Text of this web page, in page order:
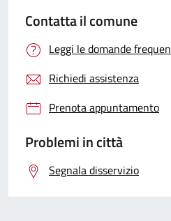
Contatta il comune
Leggi le domande
Richiedi assistenza
Prenota appuntamento
Problemi in città
Segnala disservizio